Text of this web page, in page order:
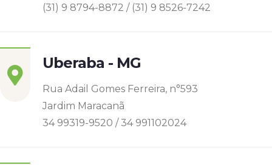
(31) 9 8794-8872 / (31) 9 8526-7242
Uberaba - MG
Rua Adail Gomes Ferreira, n°593
Jardim Maracanã
34 99319-9520 / 34 991102024